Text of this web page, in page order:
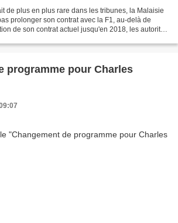
de plus en plus rare dans les tribunes, la Malaisie
prolonger son contrat avec la F1, au-delà de
de son contrat actuel jusqu'en 2018, les autorités
programme pour Charles